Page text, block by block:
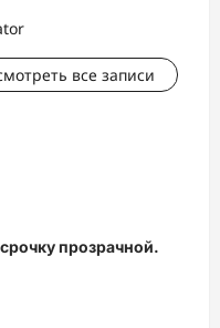
все записи
прозрачной.